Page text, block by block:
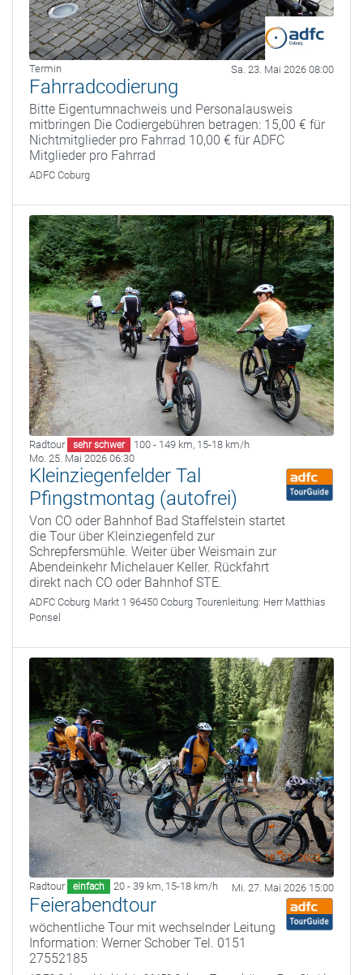
Termin Sa. 23. Mai 2026 08:00
Fahrradcodierung
Bitte Eigentumnachweis und Personalausweis
mitbringen Die Codiergebühren betragen: 15,00 € für
Nichtmitglieder pro Fahrrad 10,00 € für ADFC
Mitglieder pro Fahrrad
ADFC Coburg
Radtour sehr schwer 100 - 149 km, 15-18 km/h
Mo. 25. Mai 2026 06:30
Kleinziegenfelder Tal
Pfingstmontag (autofrei)
Von CO oder Bahnhof Bad Staffelstein startet
die Tour über Kleinziegenfeld zur
Schrepfersmühle. Weiter über Weismain zur
Abendeinkehr Michelauer Keller. Rückfahrt
direkt nach CO oder Bahnhof STE.
ADFC Coburg Markt 1 96450 Coburg Tourenleitung: Herr Matthias
Ponsel
Radtour einfach 20 - 39 km, 15-18 km/h Mi. 27. Mai 2026 15:00
Feierabendtour
wöchentliche Tour mit wechselnder Leitung
Information: Werner Schober Tel. 0151
27552185